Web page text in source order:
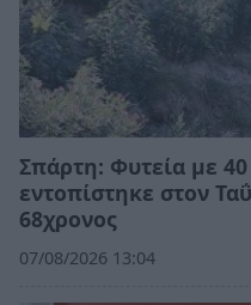
Σπάρτη: Φυτεία με
εντοπίστηκε στον
68χρονος
07/08/2026 13:04